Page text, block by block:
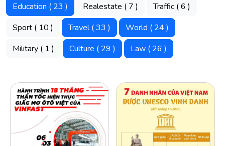
Education ( 23 )
Realestate ( 7 )
Traffic ( 6 )
Sport ( 10 )
Travel ( 33 )
World ( 24 )
Military ( 1 )
Culture ( 29 ) Law ( 26 )